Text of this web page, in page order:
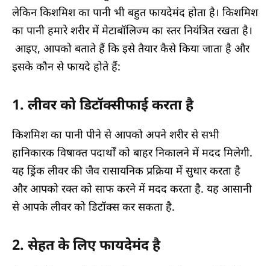
लेकिन किशमिश का पानी भी बहुत फायदेमंद होता है। किशमिश
का पानी हमारे शरीर में मेटाबॉलिज्म का स्तर नियंत्रित रखता है।
आइए, आपको बताते हैं कि इसे तैयार कैसे किया जाता है और
इसके कौन से फायदे होते हैं:
1. लीवर को डिटॉक्सीफाई करता है
किशमिश का पानी पीने से आपको अपने शरीर से सभी
हानिकारक विषाक्त पदार्थों को बाहर निकालने में मदद मिलेगी.
यह ड्रिंक लीवर की जैव रासायनिक प्रक्रिया में सुधार करता है
और आपको रक्त को साफ करने में मदद करता है. यह आसानी
से आपके लीवर को डिटॉक्स कर सकता है.
2. सेहत के लिए फायदेमंद है